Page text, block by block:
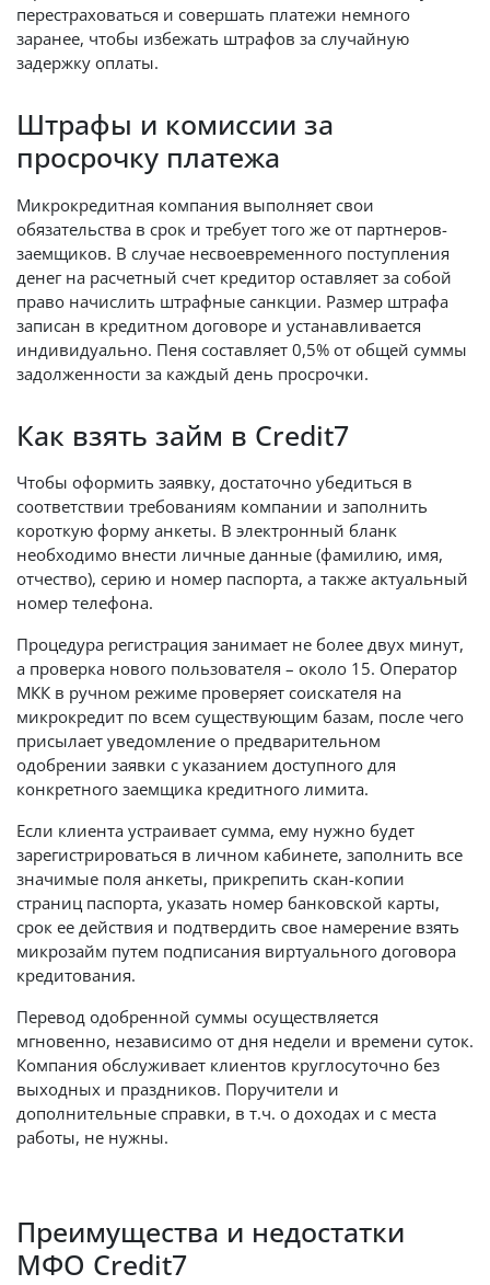
перестраховаться и совершать платежи немного
заранее, чтобы избежать штрафов за случайную
задержку оплаты.
Штрафы и комиссии за
просрочку платежа
Микрокредитная компания выполняет свои
обязательства в срок и требует того же от партнеров-
заемщиков. В случае несвоевременного поступления
денег на расчетный счет кредитор оставляет за собой
право начислить штрафные санкции. Размер штрафа
записан в кредитном договоре и устанавливается
индивидуально. Пеня составляет 0,5% от общей суммы
задолженности за каждый день просрочки.
Как взять займ в Credit7
Чтобы оформить заявку, достаточно убедиться в
соответствии требованиям компании и заполнить
короткую форму анкеты. В электронный бланк
необходимо внести личные данные (фамилию, имя,
отчество), серию и номер паспорта, а также актуальный
номер телефона.
Процедура регистрация занимает не более двух минут,
а проверка нового пользователя – около 15. Оператор
МКК в ручном режиме проверяет соискателя на
микрокредит по всем существующим базам, после чего
присылает уведомление о предварительном
одобрении заявки с указанием доступного для
конкретного заемщика кредитного лимита.
Если клиента устраивает сумма, ему нужно будет
зарегистрироваться в личном кабинете, заполнить все
значимые поля анкеты, прикрепить скан-копии
страниц паспорта, указать номер банковской карты,
срок ее действия и подтвердить свое намерение взять
микрозайм путем подписания виртуального договора
кредитования.
Перевод одобренной суммы осуществляется
мгновенно, независимо от дня недели и времени суток.
Компания обслуживает клиентов круглосуточно без
выходных и праздников. Поручители и
дополнительные справки, в т.ч. о доходах и с места
работы, не нужны.
Преимущества и недостатки
МФО Credit7